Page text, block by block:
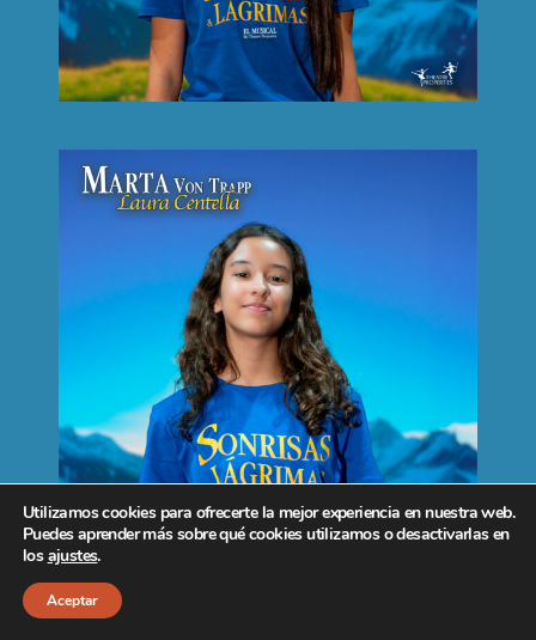
Utilizamos cookies para ofrecerte la mejor experiencia en nuestra web.
Puedes aprender más sobre qué cookies utilizamos o desactivarlas en
losajustes.
Aceptar